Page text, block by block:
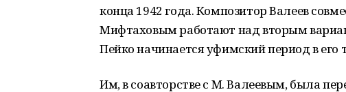
конца 1942 года. Композитор Валеев
Мифтаховым работают над вторым
Пейко начинается уфимский период в его
Им, в соавторстве с М. Валеевым, была